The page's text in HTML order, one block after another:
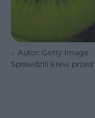
Autor: Getty Image
Sprawdzili krew przed